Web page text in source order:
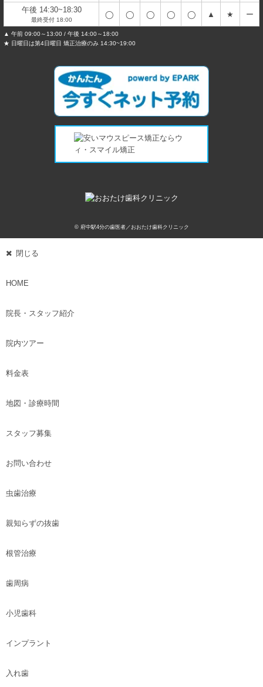
午後 14:30~18:30
最終受付 18:00
◯ ◯ ◯ ◯ ◯ ▲ ★ ー
▲ 午前 09:00～13:00 / 午後 14:00～18:00
★ 日曜日は第4日曜日 矯正治療のみ 14:30~19:00
© 府中駅4分の歯医者／おおたけ歯科クリニック
閉じる
HOME
院長・スタッフ紹介
院内ツアー
料金表
地図・診療時間
スタッフ募集
お問い合わせ
虫歯治療
親知らずの抜歯
根管治療
歯周病
小児歯科
インプラント
入れ歯